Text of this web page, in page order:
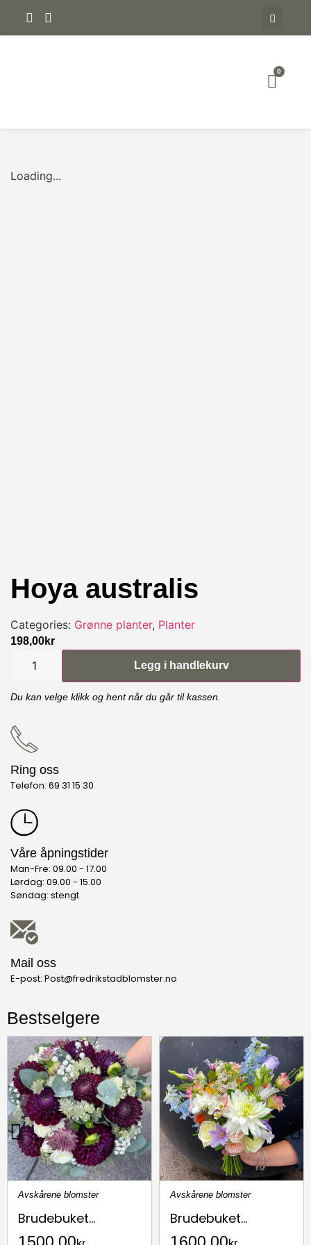
0
Loading...
Hoya australis
Categories: Grønne planter, Planter
198,00kr
Legg i handlekurv
Du kan velge klikk og hent når du går til kassen.
Ring oss
Telefon: 69 31 15 30
Våre åpningstider
Man-Fre: 09.00 - 17.00
Lørdag: 09.00 - 15.00
Søndag: stengt
Mail oss
E-post: Post@fredrikstadblomster.no
Bestselgere
Avskårene blomster
Brudebuket...
1500,00
Avskårene blomster
Brudebuket...
1600,00